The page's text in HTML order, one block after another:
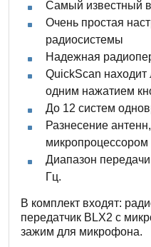
Самый известный
Очень простая
радиосистемы
Надежная
QuickScan
одним нажатием
До 12 систем
Разнесение
микропроцессором
Диапазон
Гц.
В комплект входят:
передатчик BLX2 с
зажим для микрофона.